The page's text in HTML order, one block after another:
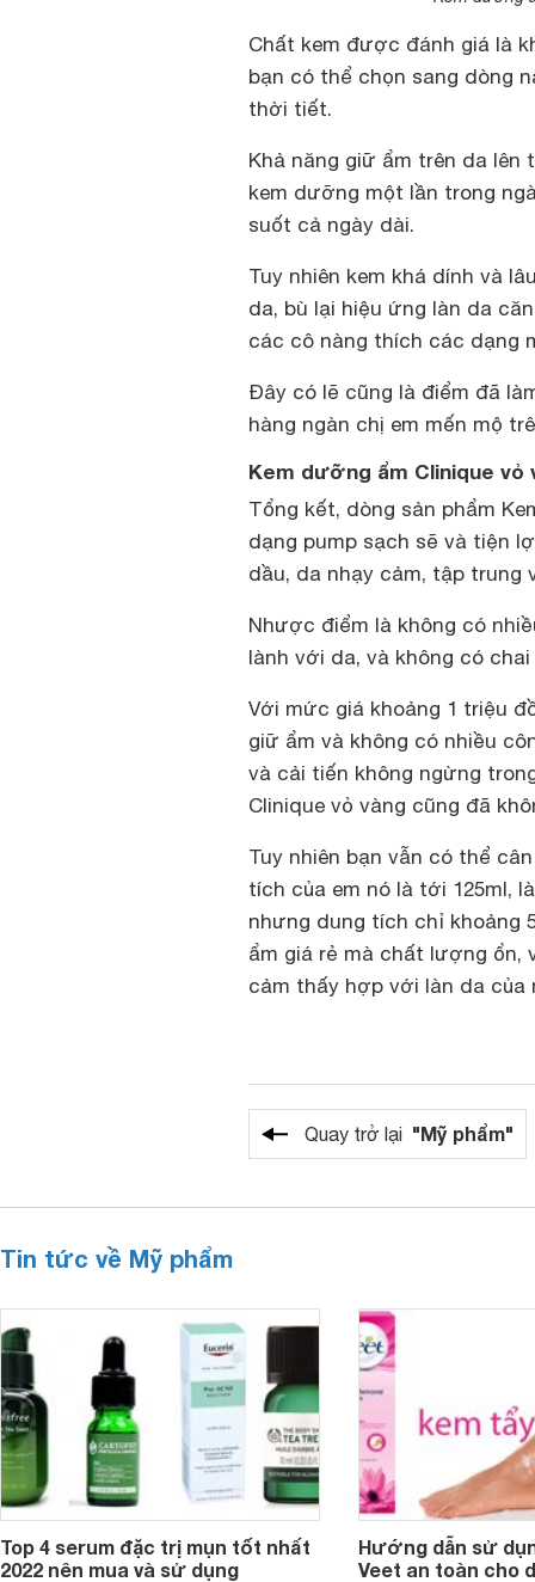
Chất kem được đánh giá là
bạn có thể chọn sang dòng
thời tiết.
Khả năng giữ ẩm trên da lên
kem dưỡng một lần trong
suốt cả ngày dài.
Tuy nhiên kem khá dính và
da, bù lại hiệu ứng làn da
các cô nàng thích các dạng
Đây có lẽ cũng là điểm đã
hàng ngàn chị em mến mộ
Kem dưỡng ẩm Clinique vỏ
Tổng kết, dòng sản phẩm
dạng pump sạch sẽ và tiện
dầu, da nhạy cảm, tập trung
Nhược điểm là không có
lành với da, và không có
Với mức giá khoảng 1 triệu
giữ ẩm và không có nhiều
và cải tiến không ngừng
Clinique vỏ vàng cũng đã
Tuy nhiên bạn vẫn có thể
tích của em nó là tới 125ml,
nhưng dung tích chỉ khoảng
ẩm giá rẻ mà chất lượng ổn,
cảm thấy hợp với làn da của
Quay trở lại "Mỹ phẩm"
Tin tức về Mỹ phẩm
Top 4 serum đặc trị mụn tốt nhất
2022 nên mua và sử dụng
Hướng dẫn sử
Veet an toàn cho